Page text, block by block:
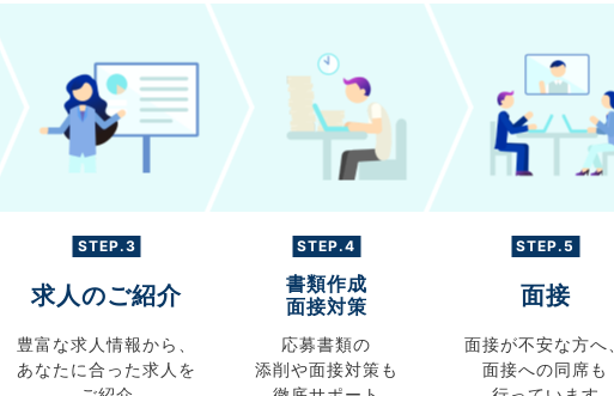
STEP.3
求人のご紹介
豊富な求人情報から、
あなたに合った求人を
STEP.4
書類作成
面接対策
応募書類の
添削や面接対策も
STEP.5
面接
面接が不安な方へ
面接への同席も